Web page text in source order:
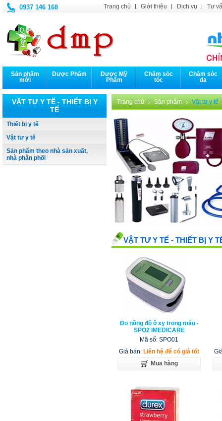
0937 146 168 Trang chủ Giới thiệu Dịch vụ Tư
Sản phẩm
mới
Dược Phẩm
Dược Mỹ
Phẩm
Chăm sóc
tóc
Chăm sóc
da
VẬT TƯ Y TẾ - THIẾT BỊ Y
TẾ
Thiết bị y tế
Vật tư y tế
Sản phẩm theo nhà sản xuất,
nhà phân phối
Trang chủ Sản phẩm Vật tư y tế
VẬT TƯ Y TẾ - THIẾT BỊ Y
Đo nồng độ ô xy trong máu -
SPO2 IMEDICARE
Mã số: SPO01
Giá bán: Liên hệ để có giá tốt
Mua hàng